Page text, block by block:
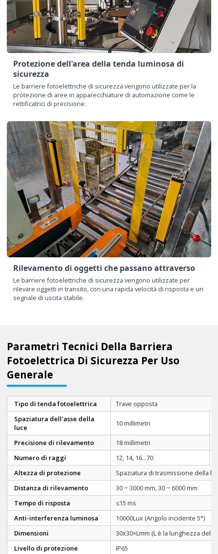
Protezione dell'area della tenda luminosa di
sicurezza
Le barriere fotoelettriche di sicurezza vengono utilizzate per la
protezione di aree in apparecchiature di automazione come le
rettificatrici di precisione.
Rilevamento di oggetti che passano attraverso
Le barriere fotoelettriche di sicurezza vengono utilizzate per
rilevare oggetti in transito, con una rapida velocità di risposta e un
segnale di uscita stabile.
Parametri Tecnici Della Barriera
Fotoelettrica Di Sicurezza Per Uso
Generale
Tipo di tenda fotoelettrica
Trave opposta
Spaziatura dell'asse della
luce
10 millimetri
Precisione di rilevamento 18 millimetri
Numero di raggi
12, 14, 16...70
Altezza di protezione
Spaziatura di trasmissione della
Distanza di rilevamento
30 ~ 3000 mm, 30 ~ 6000 mm
Tempo di risposta
≤15 ms
Anti-interferenza luminosa
10000Lux (Angolo incidente 5°)
Dimensioni
30x30×Lmm (L è la lunghezza
Livello di protezione
IP65